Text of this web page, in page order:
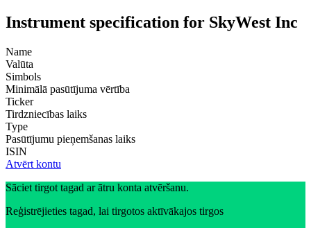
Instrument specification for SkyWest Inc
Name
Valūta
Simbols
Minimālā pasūtījuma vērtība
Ticker
Tirdzniecības laiks
Type
Pasūtījumu pieņemšanas laiks
ISIN
Atvērt kontu
Sāciet tirgot tagad ar ātru konta atvēršanu.
Reģistrējieties tagad, lai tirgotos aktīvākajos tirgos